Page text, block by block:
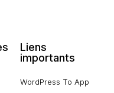
Liens
importants
WordPress To App